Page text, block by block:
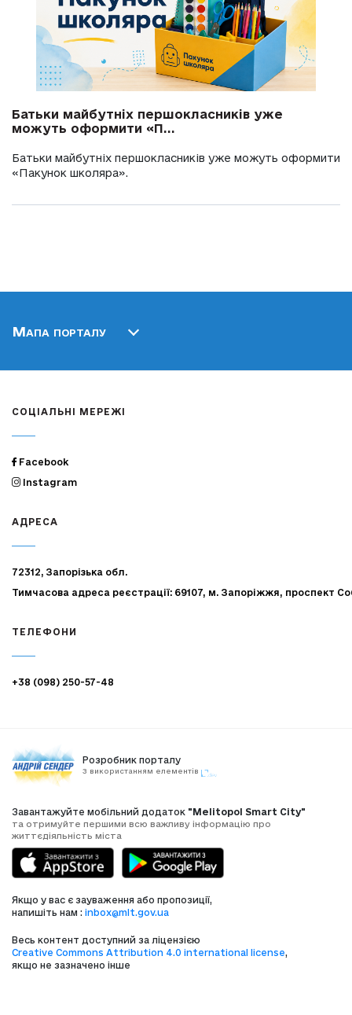
Батьки майбутніх першокласників уже
можуть оформити «П...
Батьки майбутніх першокласників уже можуть оформити
«Пакунок школяра».
Мапа порталу
СОЦІАЛЬНІ МЕРЕЖІ
Facebook
Instagram
АДРЕСА
72312, Запорізька обл.
Тимчасова адреса реєстрації: 69107, м. Запоріжжя, проспект
ТЕЛЕФОНИ
+38 (098) 250-57-48
Розробник порталу
З використанням елементів
Завантажуйте мобільний додаток "Melitopol Smart City"
та отримуйте першими всю важливу інформацію про
життєдіяльність міста
Якщо у вас є зауваження або пропозиції,
напишіть нам : inbox@mlt.gov.ua
Весь контент доступний за ліцензією
Creative Commons Attribution 4.0 international license,
якщо не зазначено інше